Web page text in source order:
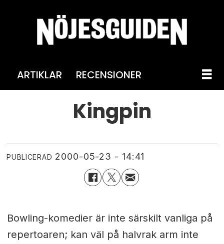
ARTIKLAR RECENSIONER
Kingpin
PUBLICERAD 2000-05-23 - 14:41
Bowling-komedier är inte särskilt vanliga på
repertoaren; kan väl på halvrak arm inte